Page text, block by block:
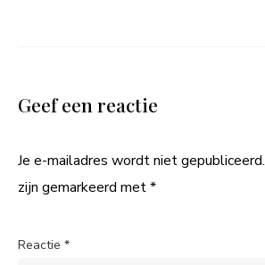
Geef een reactie
Je e-mailadres wordt niet gepubliceerd.
zijn gemarkeerd met*
Reactie *